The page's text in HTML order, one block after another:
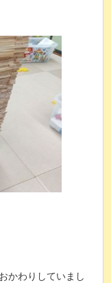
かわりしていまし